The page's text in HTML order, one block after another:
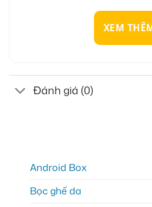
XEM
Đánh giá (0)
Android Box
Bọc ghế da